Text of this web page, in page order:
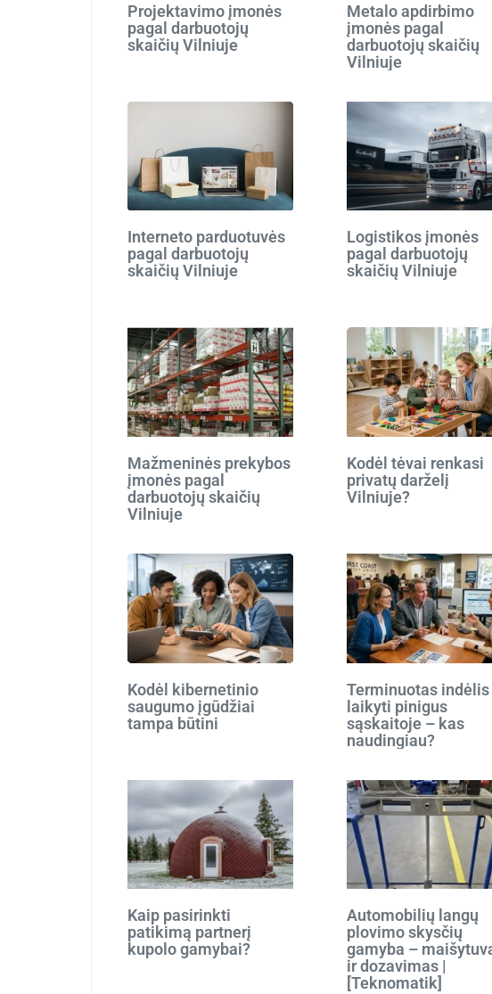
Projektavimo įmonės
pagal darbuotojų
skaičių Vilniuje
Metalo apdirbimo
įmonės pagal
darbuotojų skaičių
Vilniuje
Interneto parduotuvės
pagal darbuotojų
skaičių Vilniuje
Logistikos įmonės
pagal darbuotojų
skaičių Vilniuje
Mažmeninės prekybos
įmonės pagal
darbuotojų skaičių
Vilniuje
Kodėl tėvai renkasi
privatų darželį
Vilniuje?
Kodėl kibernetinio
saugumo įgūdžiai
tampa būtini
Terminuotas indėlis
laikyti pinigus
sąskaitoje – kas
naudingiau?
Kaip pasirinkti
patikimą partnerį
kupolo gamybai?
Automobilių langų
plovimo skysčių
gamyba –
ir dozavimas |
[Teknomatik]